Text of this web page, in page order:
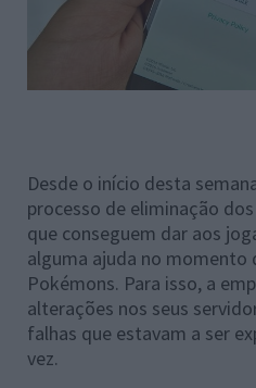
Desde o início desta
processo de eliminação
que conseguem dar aos
alguma ajuda no momento
Pokémons. Para isso, a
alterações nos seus
falhas que estavam a ser
vez.